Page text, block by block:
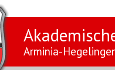
Arminia-